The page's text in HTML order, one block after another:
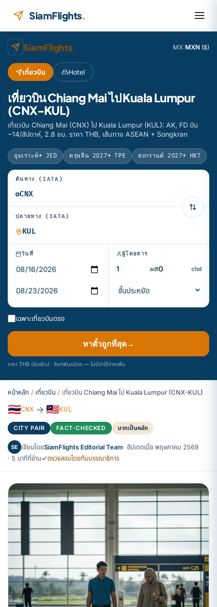
SiamFlights.
SiamFlights MX·MXN ($)
เที่ยวบิน Hotel
เที่ยวบิน Chiang Mai ไป Kuala Lumpur
(CNX-KUL)
เที่ยวบิน Chiang Mai (CNX) ไป Kuala Lumpur (KUL): AK, FD บิน
~14/สัปดาห์, 2.8 ชม. ราคา THB, เส้นทาง ASEAN + Songkran
อุมเราะห์→ JED ตรุษจีน 2027→ TPE สงกรานต์ 2027→ HKT
ต้นทาง (IATA)
ปลายทาง (IATA)
วันที่ ผู้โดยสาร
adt chd
เฉพาะเที่ยวบินตรง
หาตั๋วถูกที่สุด→
ราคา THB เรียลไทม์ · ลิงก์พันธมิตร — ไม่มีค่าใช้จ่ายเพิ่ม
หน้าหลัก / เที่ยวบิน / เที่ยวบิน Chiang Mai ไป Kuala Lumpur (CNX-KUL)
🇹🇭CNX → 🇲🇾KUL
CITY PAIR FACT-CHECKED บาทเป็นหลัก
SE เขียนโดยSiamFlights Editorial Team· อัปเดตเมื่อ พฤษภาคม 2569
· 5 นาทีที่อ่าน
ตรวจสอบโดยทีมบรรณาธิการ